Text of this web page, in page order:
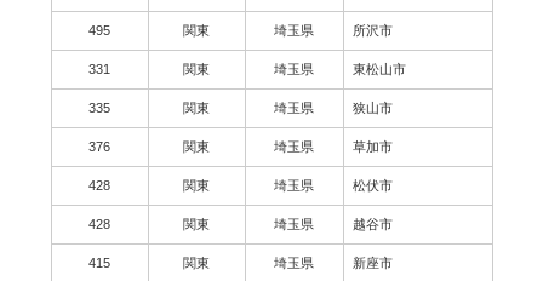
495 関東 埼玉県 所沢市
331 関東 埼玉県 東松山市
335 関東 埼玉県 狭山市
376 関東 埼玉県 草加市
428 関東 埼玉県 松伏市
428 関東 埼玉県 越谷市
415 関東 埼玉県 新座市